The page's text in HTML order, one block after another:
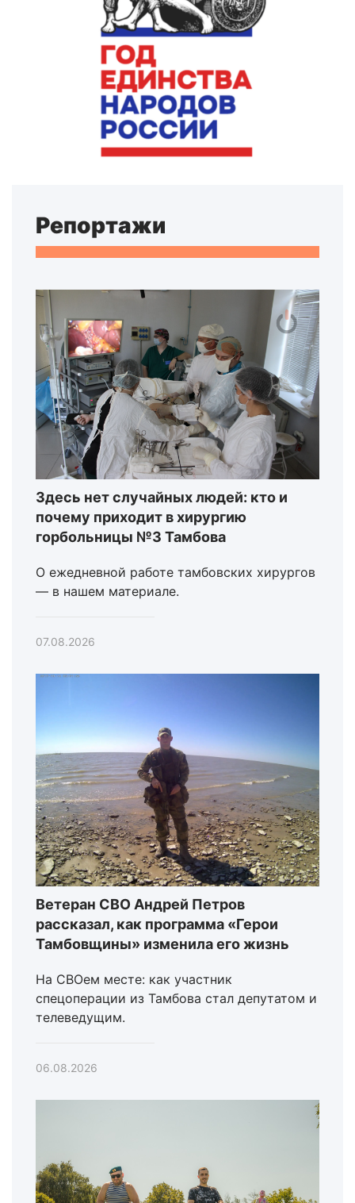
Репортажи
Здесь нет случайных людей: кто и
почему приходит в хирургию
горбольницы №3 Тамбова
О ежедневной работе тамбовских хирургов
— в нашем материале.
07.08.2026
Ветеран СВО Андрей Петров
рассказал, как программа «Герои
Тамбовщины» изменила его жизнь
На СВОем месте: как участник
спецоперации из Тамбова стал депутатом и
телеведущим.
06.08.2026